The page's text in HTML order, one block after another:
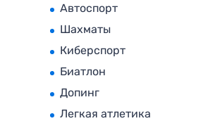
Автоспорт
Шахматы
Киберспорт
Биатлон
Допинг
Легкая атлетика